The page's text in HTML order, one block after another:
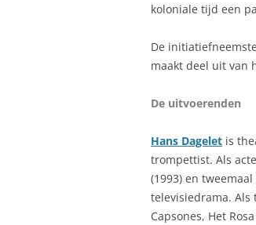
koloniale tijd een
De
maakt deel uit van
De uitvoerenden
Hans Dagelet is
trompettist. Als
(1993) en
televisiedrama.
Capsones, Het